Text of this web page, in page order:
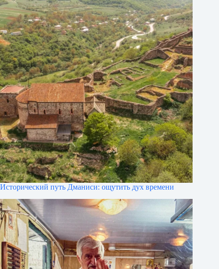
Исторический путь Дманиси: ощутить дух времени